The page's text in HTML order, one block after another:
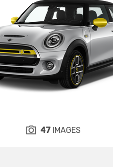
47 IMAGES